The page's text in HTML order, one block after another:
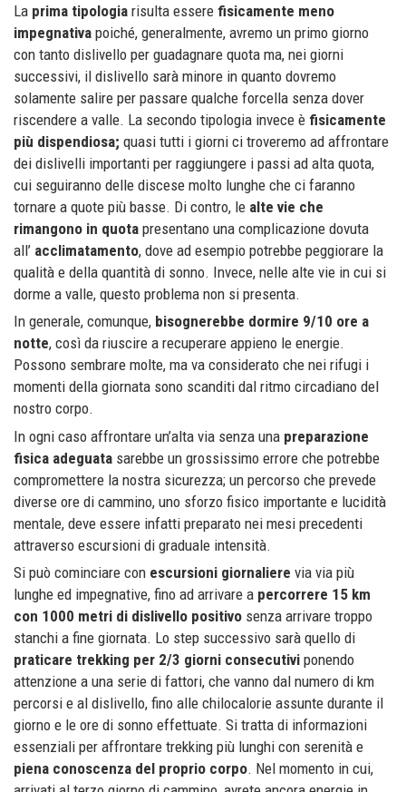
La prima tipologia risulta essere fisicamente meno
impegnativa poiché, generalmente, avremo un primo giorno
con tanto dislivello per guadagnare quota ma, nei giorni
successivi, il dislivello sarà minore in quanto dovremo
solamente salire per passare qualche forcella senza dover
riscendere a valle. La secondo tipologia invece è fisicamente
più dispendiosa; quasi tutti i giorni ci troveremo ad affrontare
dei dislivelli importanti per raggiungere i passi ad alta quota,
cui seguiranno delle discese molto lunghe che ci faranno
tornare a quote più basse. Di contro, le alte vie che
rimangono in quota presentano una complicazione dovuta
all’ acclimatamento, dove ad esempio potrebbe peggiorare la
qualità e della quantità di sonno. Invece, nelle alte vie in cui si
dorme a valle, questo problema non si presenta.
In generale, comunque, bisognerebbe dormire 9/10 ore a
notte, così da riuscire a recuperare appieno le energie.
Possono sembrare molte, ma va considerato che nei rifugi i
momenti della giornata sono scanditi dal ritmo circadiano del
nostro corpo.
In ogni caso affrontare un’alta via senza una preparazione
fisica adeguata sarebbe un grossissimo errore che potrebbe
compromettere la nostra sicurezza; un percorso che prevede
diverse ore di cammino, uno sforzo fisico importante e lucidità
mentale, deve essere infatti preparato nei mesi precedenti
attraverso escursioni di graduale intensità.
Si può cominciare con escursioni giornaliere via via più
lunghe ed impegnative, fino ad arrivare a percorrere 15 km
con 1000 metri di dislivello positivo senza arrivare troppo
stanchi a fine giornata. Lo step successivo sarà quello di
praticare trekking per 2/3 giorni consecutivi ponendo
attenzione a una serie di fattori, che vanno dal numero di km
percorsi e al dislivello, fino alle chilocalorie assunte durante il
giorno e le ore di sonno effettuate. Si tratta di informazioni
essenziali per affrontare trekking più lunghi con serenità e
piena conoscenza del proprio corpo. Nel momento in cui,